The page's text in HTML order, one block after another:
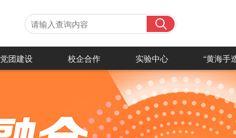
党团建设 校企合作 实验中心 “黄海手